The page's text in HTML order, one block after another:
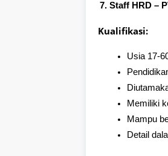
Staff HRD –
Kualifikasi:
Usia 17-
Memiliki
Mampu
Detail